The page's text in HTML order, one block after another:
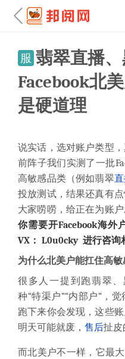
服 翡翠直播
Facebook北
是硬道理
说实话，选对账户类型
前阵子我们实测了一批
高敏感品类（例如翡翠
投放测试，结果还真有
大家唠唠，给正在为账
你需要开Facebook海外
VX： L0u0cky 进行咨询
为什么北美户能扛住高敏
很多人一提到跑翡翠
种“特渠户”“内部户”，
跑下来你会发现，这些
明天可能就废， 售后扯皮
而北美户不一样，它最